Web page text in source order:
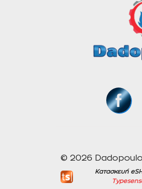
© 2026
Κατασκευή